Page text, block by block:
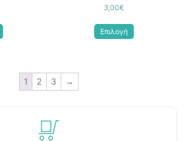
3,00€
Επιλογή
1 2 3 →